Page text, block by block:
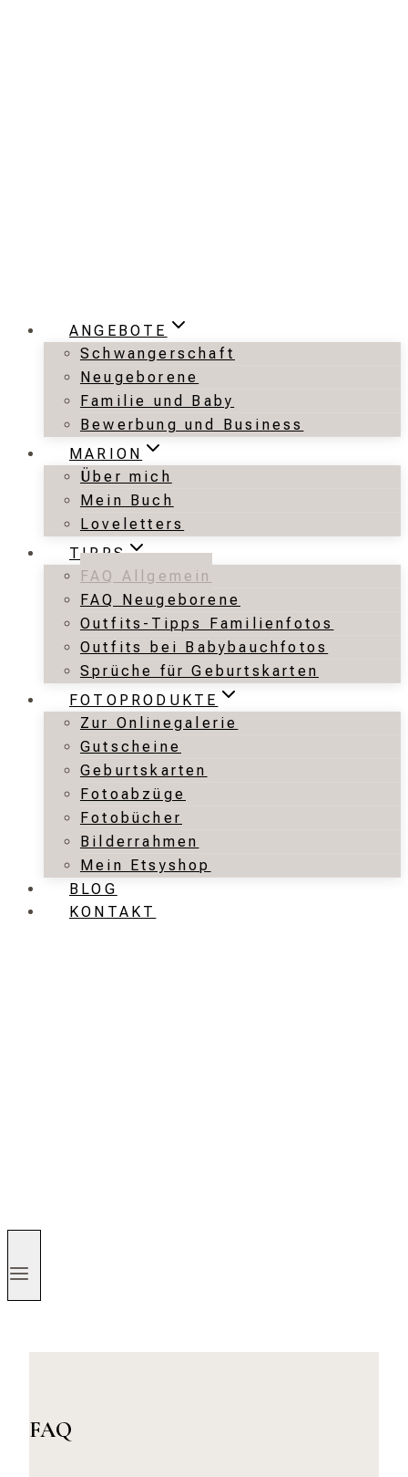
ANGEBOTE
Schwangerschaft
Neugeborene
Familie und Baby
Bewerbung und Business
MARION
Über mich
Mein Buch
Loveletters
TIPPS
FAQ Allgemein
FAQ Neugeborene
Outfits-Tipps Familienfotos
Outfits bei Babybauchfotos
Sprüche für Geburtskarten
FOTOPRODUKTE
Zur Onlinegalerie
Gutscheine
Geburtskarten
Fotoabzüge
Fotobücher
Bilderrahmen
Mein Etsyshop
BLOG
KONTAKT
FAQ